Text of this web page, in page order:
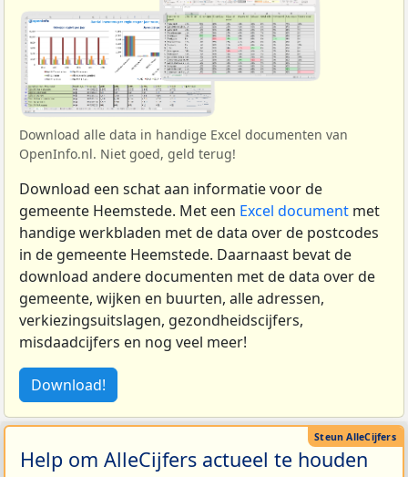
Download alle data in handige Excel documenten van
OpenInfo.nl. Niet goed, geld terug!
Download een schat aan informatie voor de
gemeente Heemstede. Met een Excel document met
handige werkbladen met de data over de postcodes
in de gemeente Heemstede. Daarnaast bevat de
download andere documenten met de data over de
gemeente, wijken en buurten, alle adressen,
verkiezingsuitslagen, gezondheidscijfers,
misdaadcijfers en nog veel meer!
Download!
Help om AlleCijfers actueel te houden